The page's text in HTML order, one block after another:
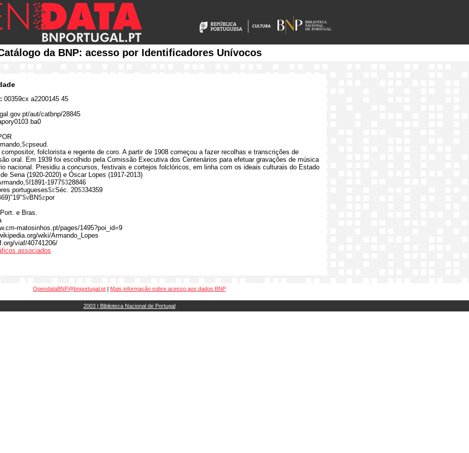
da BNP: acesso por Identificadores Unívocos
00359cx a2200145 45
aut/catbnp/28845
ba0
$cpseud.
folclorista e regente de coro. A partir de 1908 começou a fazer recolhas e transcrições de
oral. Em 1939 foi escolhido pela Comissão Executiva dos Centenários para efetuar gravações de música
nacional. Presidiu a concursos, festivais e cortejos folclóricos, em linha com os ideais culturais do Estado
Sena (1920-2020) e Óscar Lopes (1917-2013)
$f1891-1977$328846
portugueses$zSéc. 20$334359
$vBN$zpor
e Bras.
matosinhos.pt/pages/1495?poi_id=9
wiki/Armando_Lopes
viaf/40741206/
associados
OpendataBNP@bnportugal.pt | Mais informação sobre acesso aos dados BNP
2003 | Biblioteca Nacional de Portugal